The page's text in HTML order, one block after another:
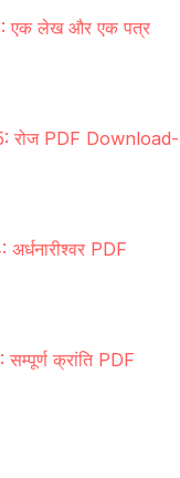
एक लेख और एक पत्र
रोज PDF Download-
PDF
क्रांति PDF